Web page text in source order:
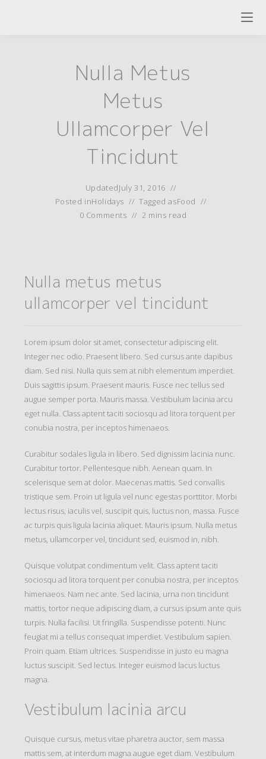
Nulla Metus
Metus
Ullamcorper Vel
Tincidunt
UpdatedJuly 31, 2016
Posted inHolidays Tagged asFood
0 Comments
2 mins read
Nulla metus metus
ullamcorper vel tincidunt
Lorem ipsum dolor sit amet, consectetur adipiscing elit.
Integer nec odio. Praesent libero. Sed cursus ante dapibus
diam. Sed nisi. Nulla quis sem at nibh elementum imperdiet.
Duis sagittis ipsum. Praesent mauris. Fusce nec tellus sed
augue semper porta. Mauris massa. Vestibulum lacinia arcu
eget nulla. Class aptent taciti sociosqu ad litora torquent per
conubia nostra, per inceptos himenaeos.
Curabitur sodales ligula in libero. Sed dignissim lacinia nunc.
Curabitur tortor. Pellentesque nibh. Aenean quam. In
scelerisque sem at dolor. Maecenas mattis. Sed convallis
tristique sem. Proin ut ligula vel nunc egestas porttitor. Morbi
lectus risus, iaculis vel, suscipit quis, luctus non, massa. Fusce
ac turpis quis ligula lacinia aliquet. Mauris ipsum. Nulla metus
metus, ullamcorper vel, tincidunt sed, euismod in, nibh.
Quisque volutpat condimentum velit. Class aptent taciti
sociosqu ad litora torquent per conubia nostra, per inceptos
himenaeos. Nam nec ante. Sed lacinia, urna non tincidunt
mattis, tortor neque adipiscing diam, a cursus ipsum ante quis
turpis. Nulla facilisi. Ut fringilla. Suspendisse potenti. Nunc
feugiat mi a tellus consequat imperdiet. Vestibulum sapien.
Proin quam. Etiam ultrices. Suspendisse in justo eu magna
luctus suscipit. Sed lectus. Integer euismod lacus luctus
magna.
Vestibulum lacinia arcu
Quisque cursus, metus vitae pharetra auctor, sem massa
mattis sem, at interdum magna augue eget diam. Vestibulum